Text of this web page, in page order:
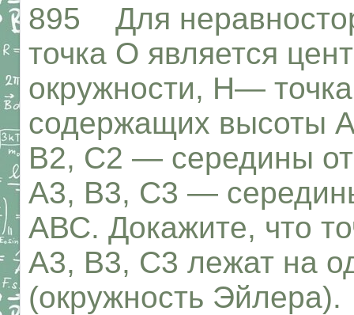
895 Для
точка О является
окружности, Н—
содержащих высоты
В2, С2 — середины
А3, В3, С3 —
АВС. Докажите, что
А3, В3, С3 лежат на
(окружность Эйлера).